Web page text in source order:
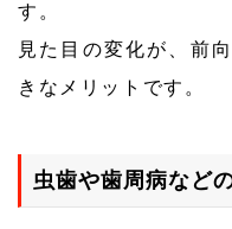
す。
見た目の変化が、前
きなメリットです。
虫歯や歯周病など